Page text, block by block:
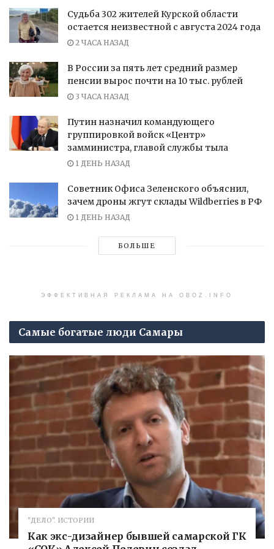
Судьба 302 жителей Курской области
остается неизвестной с августа 2024 года
2 ЧАСА НАЗАД
В России за пять лет средний размер
пенсии вырос почти на 10 тыс. рублей
3 ЧАСА НАЗАД
Путин назначил командующего
группировкой войск «Центр»
замминистра, главой службы тыла
1 ДЕНЬ НАЗАД
Советник Офиса Зеленского объяснил,
зачем дроны жгут склады Wildberries в РФ
1 ДЕНЬ НАЗАД
БОЛЬШЕ
ЭФФЕКТИВНАЯ РЕКЛАМА НА OBOZ.INFO
Самые богатые люди Самары
"ДЕЛО". ИСТОРИИ
Как экс-дизайнер бывшей самарской ГК